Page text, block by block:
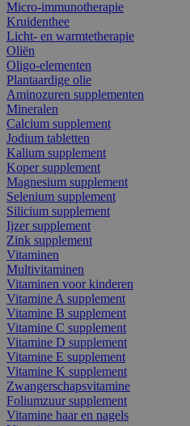
Micro-immunotherapie
Kruidenthee
Licht- en warmtetherapie
Oliën
Oligo-elementen
Plantaardige olie
Aminozuren supplementen
Mineralen
Calcium supplement
Jodium tabletten
Kalium supplement
Koper supplement
Magnesium supplement
Selenium supplement
Silicium supplement
Ijzer supplement
Zink supplement
Vitaminen
Multivitaminen
Vitaminen voor kinderen
Vitamine A supplement
Vitamine B supplement
Vitamine C supplement
Vitamine D supplement
Vitamine E supplement
Vitamine K supplement
Zwangerschapsvitamine
Foliumzuur supplement
Vitamine haar en nagels